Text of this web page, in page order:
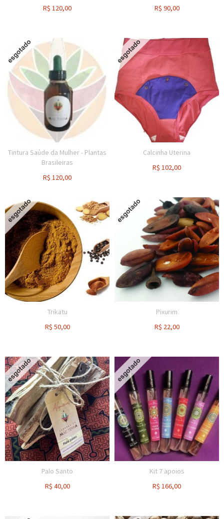
R$ 120,00
R$ 90,00
Tintura Saúde da Mulher - Plantas
Brasileiras
R$ 120,00
Calcinha Uterina
R$ 102,00
Trikatu
R$ 50,00
Pixurim
R$ 22,00
Palo Santo
R$ 40,00
Kit 7 apoios
R$ 166,00